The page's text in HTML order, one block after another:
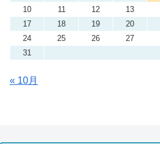
10
11 12 13
17
18 19 20
24
25 26 27
31
« 10月